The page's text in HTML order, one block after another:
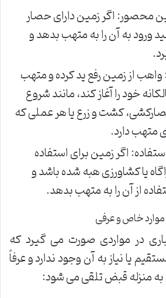
محصور: اگر زمین دارای حصار
ورود به آن را به متهب بدهد و
از زمین رفع ید کرده و متهب
خود را آغاز کند، مانند شروع
کشت و زرع یا هر عملی که
متهب دارد.
اگر زمین برای استفاده
یا کشاورزی هبه شده باشد و
از آن را به متهب بدهد.
خاص و عرفی
در مواردی صورت می گیرد که
یا نیاز به آن وجود ندارد و عرفاً
به منزله قبض تلقی می شود: